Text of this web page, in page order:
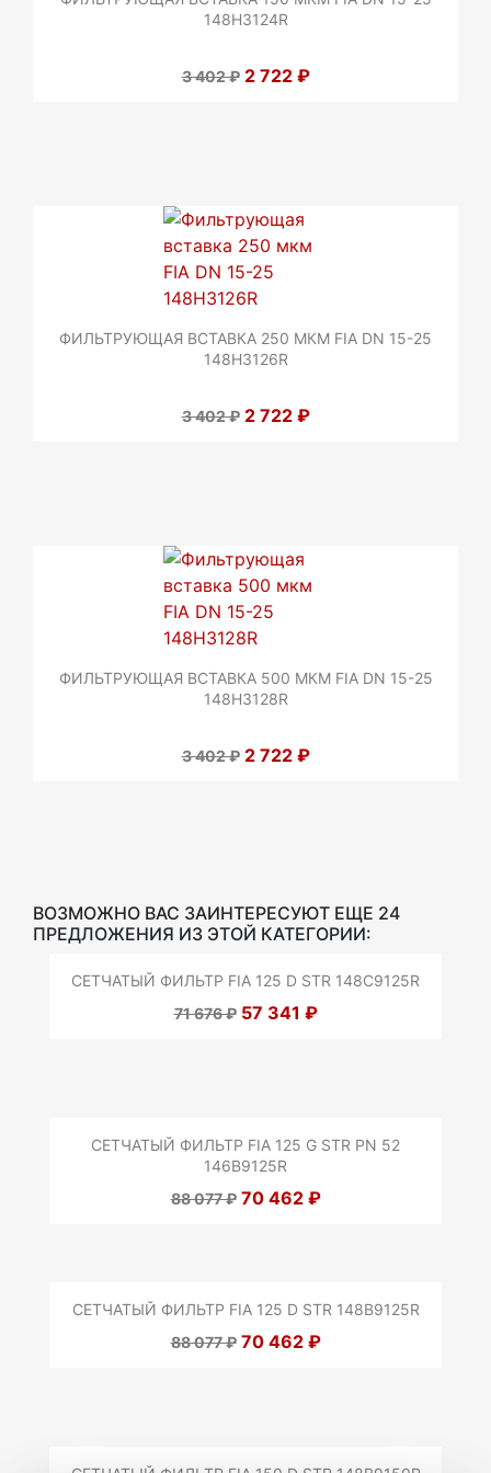
148H3124R
3 402 ₽ 2 722 ₽
ФИЛЬТРУЮЩАЯ ВСТАВКА 250 МКМ FIA DN 15-25
148H3126R
3 402 ₽ 2 722 ₽
ФИЛЬТРУЮЩАЯ ВСТАВКА 500 МКМ FIA DN 15-25
148H3128R
3 402 ₽ 2 722 ₽
ВОЗМОЖНО ВАС ЗАИНТЕРЕСУЮТ ЕЩЕ 24
ПРЕДЛОЖЕНИЯ ИЗ ЭТОЙ КАТЕГОРИИ:
СЕТЧАТЫЙ ФИЛЬТР FIA 125 D STR 148C9125R
71 676 ₽ 57 341 ₽
СЕТЧАТЫЙ ФИЛЬТР FIA 125 G STR PN 52
146B9125R
88 077 ₽ 70 462 ₽
СЕТЧАТЫЙ ФИЛЬТР FIA 125 D STR 148B9125R
88 077 ₽ 70 462 ₽